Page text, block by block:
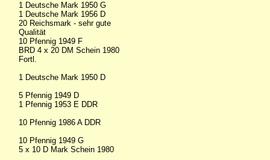
1 Deutsche Mark 1950 G
1 Deutsche Mark 1956 D
20 Reichsmark - sehr gute
Qualität
10 Pfennig 1949 F
BRD 4 x 20 DM Schein 1980
Fortl.
1 Deutsche Mark 1950 D
5 Pfennig 1949 D
1 Pfennig 1953 E DDR
10 Pfennig 1986 A DDR
10 Pfennig 1949 G
5 x 10 D Mark Schein 1980